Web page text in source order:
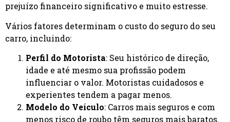
prejuízo financeiro significativo e muito estresse.
Vários fatores determinam o custo do seguro do seu
carro, incluindo:
Perfil do Motorista: Seu histórico de direção,
idade e até mesmo sua profissão podem
influenciar o valor. Motoristas cuidadosos e
experientes tendem a pagar menos.
Modelo do Veículo: Carros mais seguros e com
menos risco de roubo têm seguros mais baratos.